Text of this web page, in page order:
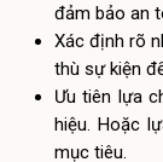
đảm bảo an
Xác định rõ
thù sự kiện
Ưu tiên lựa
hiệu. Hoặc
mục tiêu.